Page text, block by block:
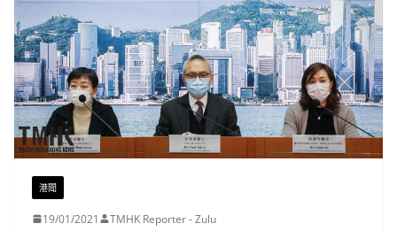
港聞
19/01/2021 TMHK Reporter - Zulu